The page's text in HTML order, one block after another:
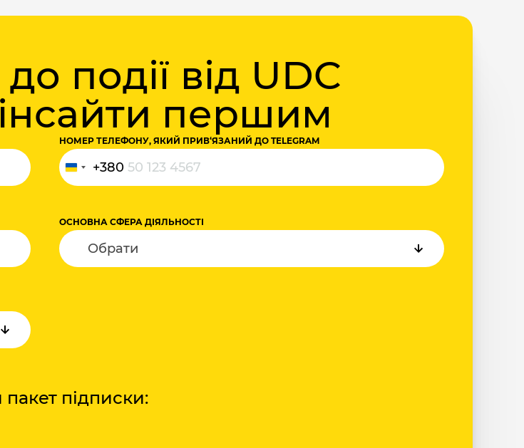
події від UDC
першим
НОМЕР ТЕЛЕФОНУ, ЯКИЙ ПРИВ‘ЯЗАНИЙ ДО TELEGRAM
Ukraine
+380
+380
ОСНОВНА СФЕРА ДІЯЛЬНОСТІ
підписки: